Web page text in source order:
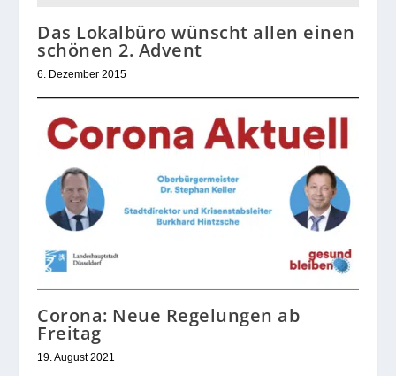
Das Lokalbüro wünscht allen einen
schönen 2. Advent
6. Dezember 2015
Corona: Neue Regelungen ab
Freitag
19. August 2021